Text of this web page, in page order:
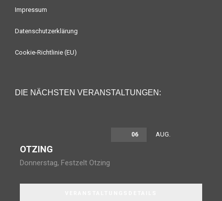
Impressum
Datenschutzerklärung
Cookie-Richtlinie (EU)
DIE NÄCHSTEN VERANSTALTUNGEN:
06 AUG.
OTZING
Donnerstag, Festzelt Otzing